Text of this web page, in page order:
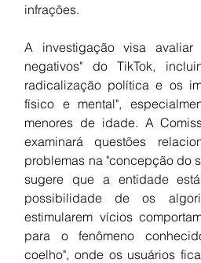
infrações.
A investigação visa avaliar
negativos" do TikTok,
radicalização política e os
físico e mental",
menores de idade. A
examinará questões
problemas na "concepção do
sugere que a entidade
possibilidade de os
estimularem vícios
para o fenômeno
coelho", onde os usuários